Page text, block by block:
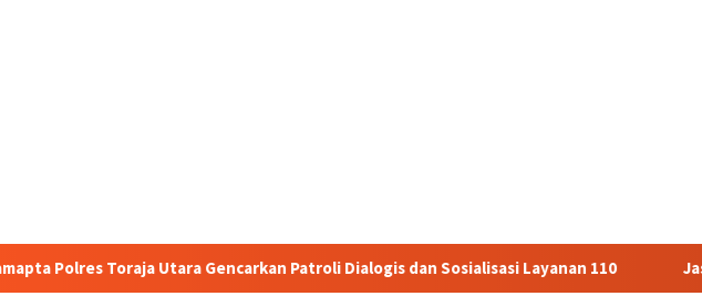
Patroli Dialogis dan Sosialisasi Layanan 110 Jasa Raharja Serahkan